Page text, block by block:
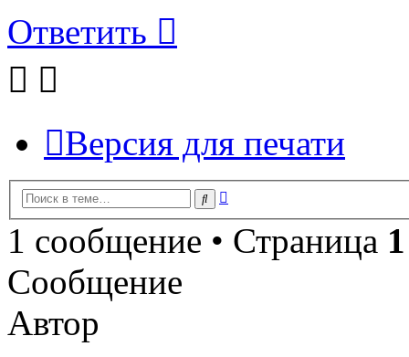
Ответить
Версия для печати
Поиск
1 сообщение • Страница 1
Сообщение
Автор